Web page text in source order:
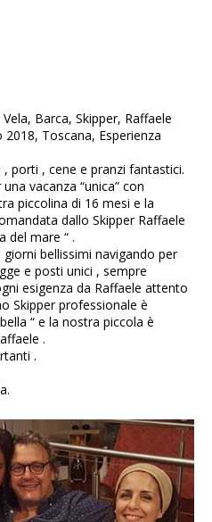
Barca, Skipper, Raffaele
Toscana, Esperienza
porti , cene e pranzi fantastici.
vacanza “unica” con
piccolina di 16 mesi e la
dallo Skipper Raffaele
del mare “ .
bellissimi navigando per
e posti unici , sempre
esigenza da Raffaele attento
Skipper professionale è
“ e la nostra piccola è
.
.